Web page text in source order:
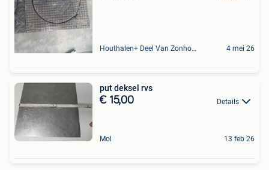
Houthalen+ Deel Van Zonhoven En Zolder 4 mei 26
put deksel rvs
€ 15,00 Details
Mol 13 feb 26